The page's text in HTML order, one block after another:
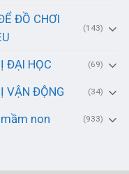
ĐỒ CHƠI
(143)
ĐẠI HỌC (69)
VẬN ĐỘNG (34)
non (933)